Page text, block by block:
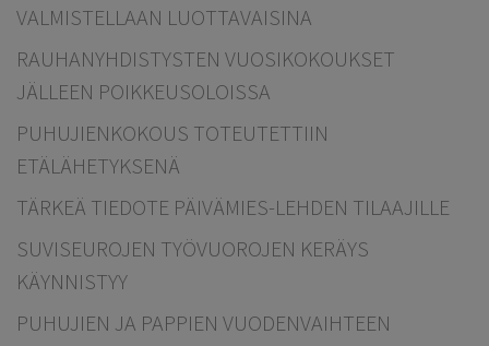
VALMISTELLAAN LUOTTAVAISINA
RAUHANYHDISTYSTEN VUOSIKOKOUKSET
JÄLLEEN POIKKEUSOLOISSA
PUHUJIENKOKOUS TOTEUTETTIIN
ETÄLÄHETYKSENÄ
TÄRKEÄ TIEDOTE PÄIVÄMIES-LEHDEN TILAAJILLE
SUVISEUROJEN TYÖVUOROJEN KERÄYS
KÄYNNISTYY
PUHUJIEN JA PAPPIEN VUODENVAIHTEEN